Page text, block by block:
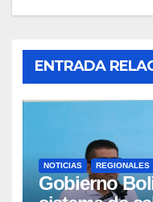
ENTRADA
NOTICIAS REGIONALES
Gobierno